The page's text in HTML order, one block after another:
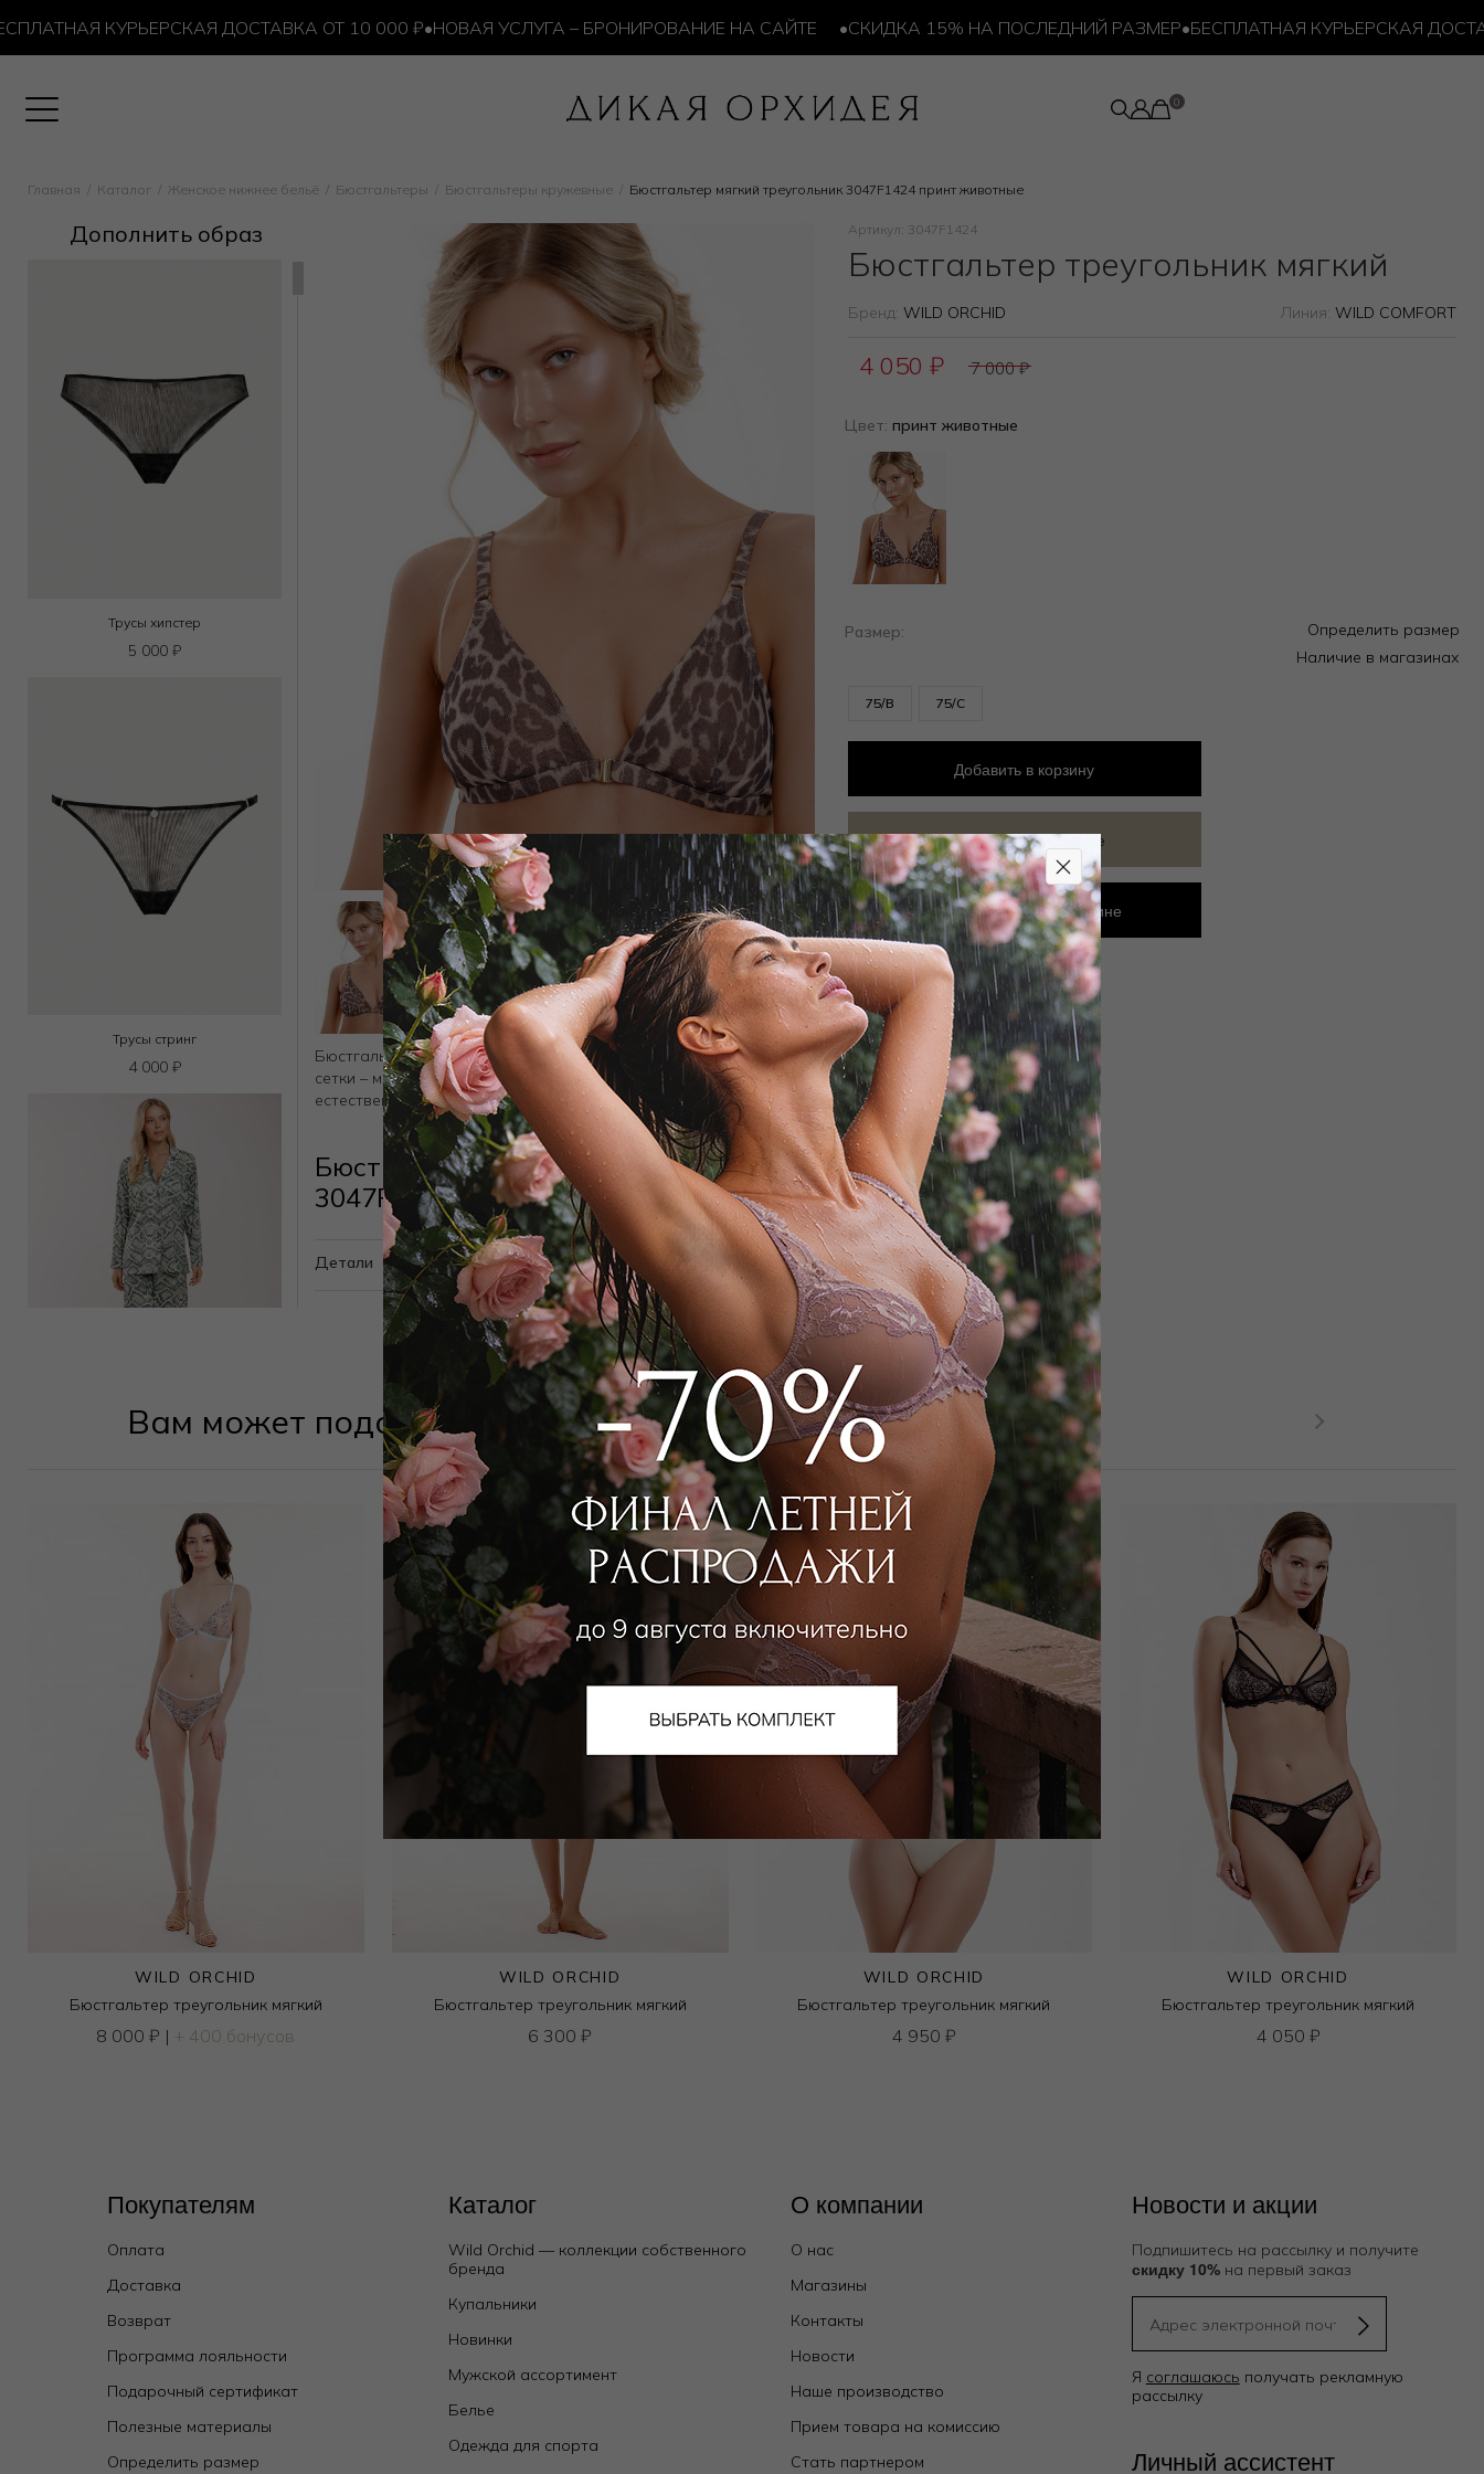
КУРЬЕРСКАЯ ДОСТАВКА ОТ 10 000 ₽•НОВАЯ УСЛУГА – БРОНИРОВАНИЕ НА САЙТЕ •СКИДКА 15% НА ПОСЛЕДНИЙ РАЗМЕР•БЕСПЛАТНАЯ КУРЬЕРСКАЯ ДОСТАВКА
Главная Каталог Женское нижнее бельё Бюстгальтеры Бюстгальтеры кружевные Бюстгальтер мягкий треугольник 3047F1424 принт животные
Дополнить образ
Трусы хипстер
5 000 ₽
Трусы стринг
4 000 ₽
Рубашка
6 885
Бюстгальтер треугольник мягкий из эластичной леопардовой
сетки – мягкая поддержка без косточек для ценителей
естественной эстетики
Бюстгальтер мягкий треугольник
3047F1424 принт животные
Детали
Артикул: 3047F1424
Бюстгальтер треугольник мягкий
Бренд: WILD ORCHID Линия: WILD COMFORT
4 050 ₽ 7 000₽
Цвет: принт животные
Размер:
Определить размер
Наличие в магазинах
75/B 75/C
Добавить в корзину
Добавить в избранное
Забронировать в магазине
Вам может подойти
WILD ORCHID
Бюстгальтер треугольник мягкий
8 000₽ | + 400 бонусов
WILD ORCHID
Бюстгальтер треугольник мягкий
6 300₽
WILD ORCHID
Бюстгальтер треугольник мягкий
4 950 ₽
WILD ORCHID
Бюстгальтер треугольник мягкий
4 050 ₽
Покупателям
Оплата
Доставка
Возврат
Программа лояльности
Подарочный сертификат
Полезные материалы
Определить размер
Каталог
Wild Orchid — коллекции собственного
бренда
Купальники
Новинки
Мужской ассортимент
Белье
Одежда для спорта
О компании
О нас
Магазины
Контакты
Новости
Наше производство
Прием товара на комиссию
Стать партнером
Новости и акции
Подпишитесь на рассылку и получите
скидку 10%на первый заказ
Я соглашаюсь получать рекламную
рассылку
Личный ассистент